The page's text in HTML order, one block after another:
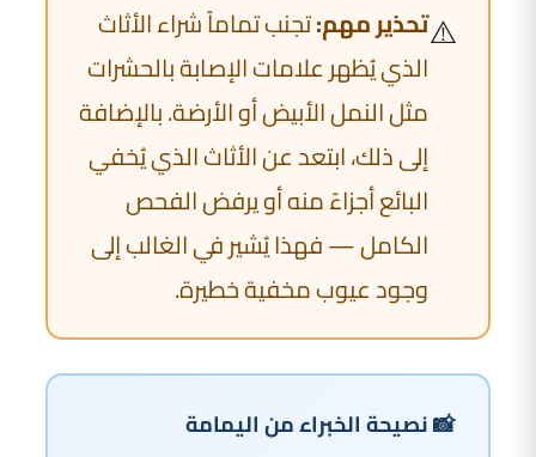
⚠️تحذير مهم:تجنب تماماً شراء الأثاث
الذي يُظهر علامات الإصابة بالحشرات
مثل النمل الأبيض أو الأرضة. بالإضافة
إلى ذلك، ابتعد عن الأثاث الذي يُخفي
البائع أجزاءً منه أو يرفض الفحص
الكامل — فهذا يُشير في الغالب إلى
وجود عيوب مخفية خطيرة.
📸 نصيحة الخبراء من اليمامة